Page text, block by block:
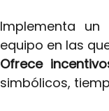
Implementa un
equipo en las
Ofrece
simbólicos,